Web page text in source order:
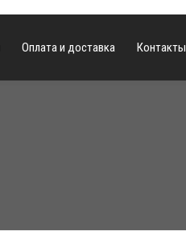
Оплата и доставка Контакты